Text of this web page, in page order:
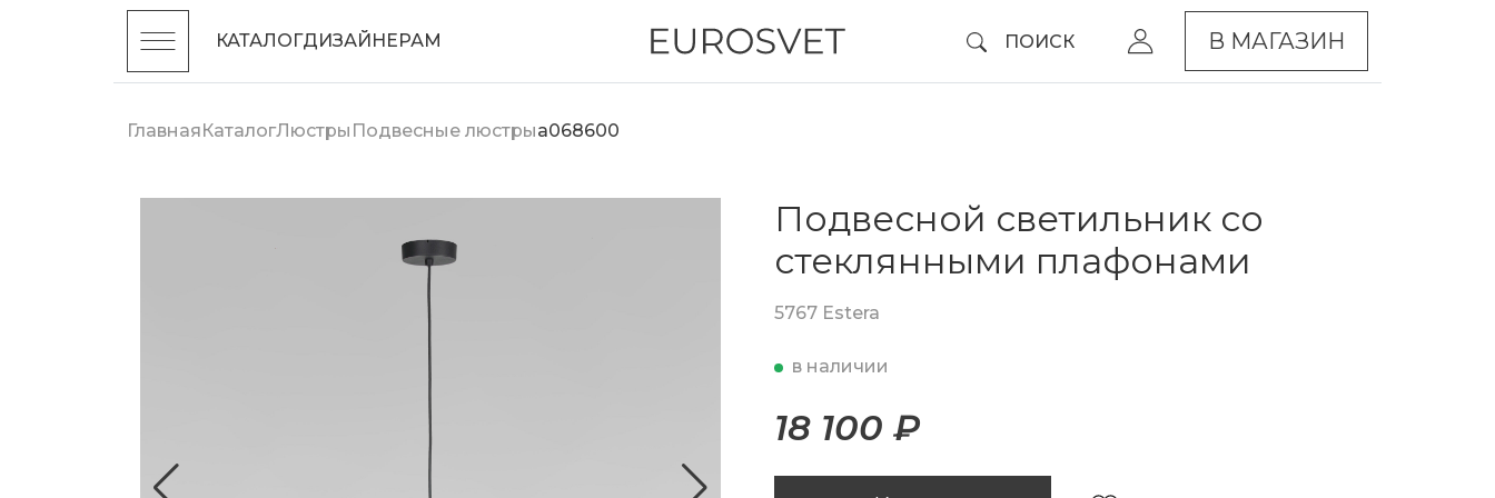
КАТАЛОГДИЗАЙНЕРАМ ПОИСК В МАГАЗИН
ГлавнаяКаталогЛюстры Подвесные люстрыa068600
Подвесной светильник со
стеклянными плафонами
5767 Estera
в наличии
18 100 ₽